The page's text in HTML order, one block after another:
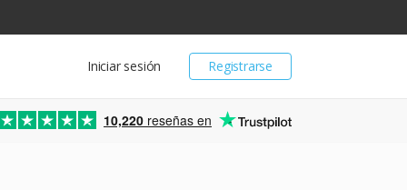
Registrarse
Iniciar sesión
10,220 reseñas en